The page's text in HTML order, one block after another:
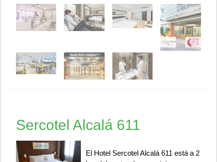
Sercotel Alcalá 611
El Hotel Sercotel Alcalá 611 está a 2